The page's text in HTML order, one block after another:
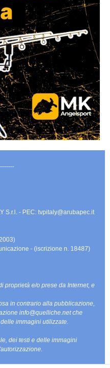
S.r.l. - PEC: tvpitaly@arubapec.it
- (iscrizione n. 18487)
proprietà e/o prese da Internet, e
in contrario alla pubblicazione,
info@quelliche.net che
immagini utilizzate.
dei testi e delle immagini